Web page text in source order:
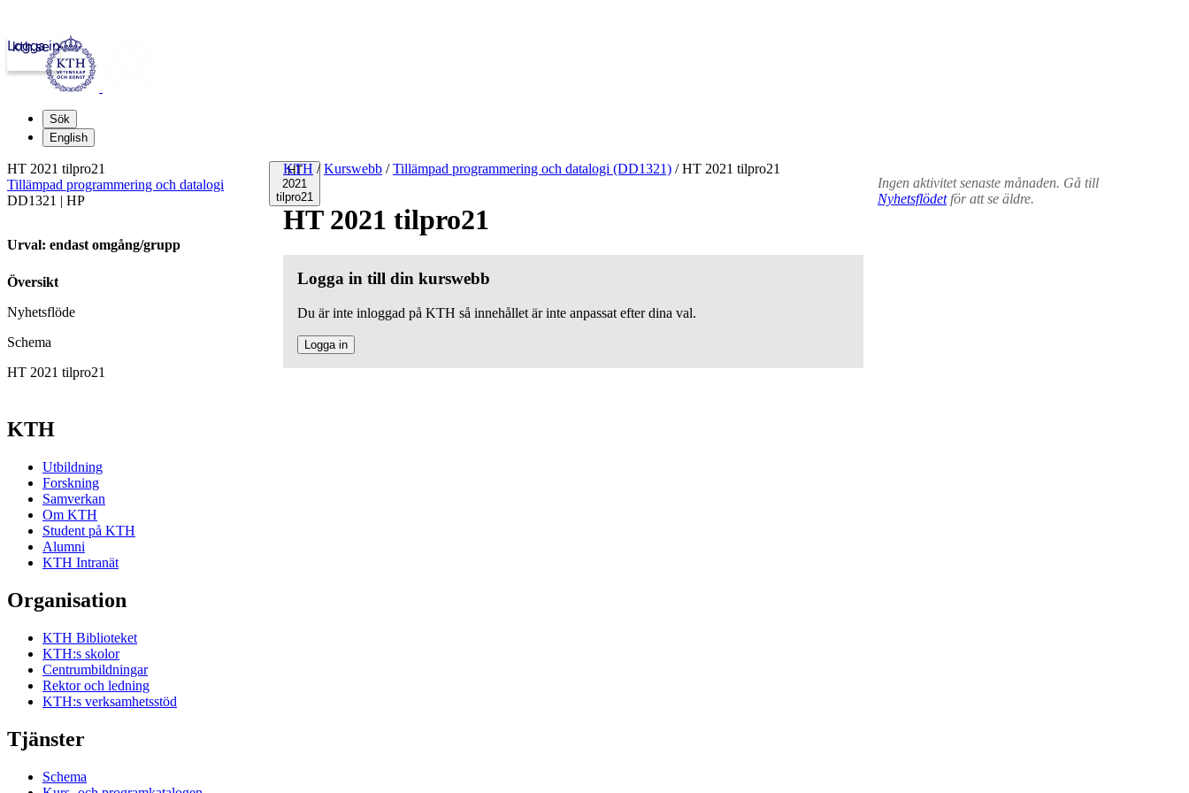
kth.se
Logga in
Sök
English
HT
2021
tilpro21
KTH / Kurswebb / Tillämpad programmering och datalogi (DD1321) /HT 2021 tilpro21
HT 2021 tilpro21
Logga in till din kurswebb
Du är inte inloggad på KTH så innehållet är inte anpassat efter dina val.
Logga in
Ingen aktivitet senaste månaden. Gå till
Nyhetsflödetför att se äldre.
HT 2021 tilpro21
Tillämpad programmering och datalogi
DD1321 | HP
Urval: endast omgång/grupp
Översikt
Nyhetsflöde
Schema
HT 2021 tilpro21
KTH
Utbildning
Forskning
Samverkan
Om KTH
Student på KTH
Alumni
KTH Intranät
Organisation
KTH Biblioteket
KTH:s skolor
Centrumbildningar
Rektor och ledning
KTH:s verksamhetsstöd
Tjänster
Schema